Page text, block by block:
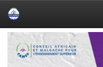
Skip
navigation